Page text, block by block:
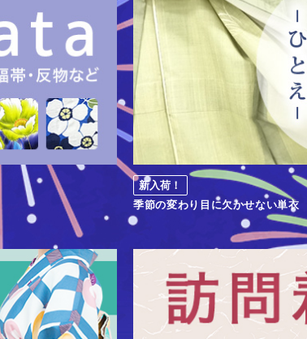
新入荷！
季節の変わり目に欠かせない単衣